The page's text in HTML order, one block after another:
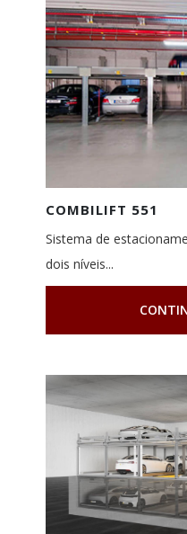
COMBILIFT 551
Sistema de
dois níveis...